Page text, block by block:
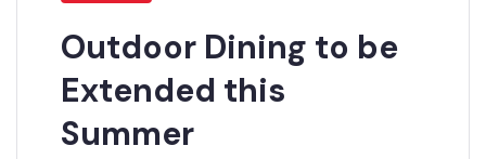
Outdoor Dining to be
Extended this
Summer